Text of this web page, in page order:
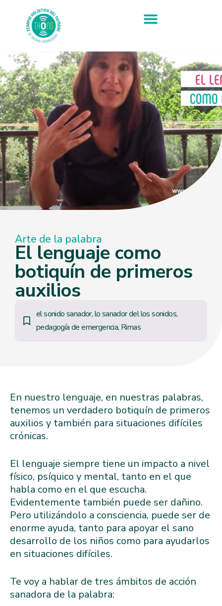
Arte de la palabra
El lenguaje como
botiquín de primeros
auxilios
el sonido sanador,lo sanador del los sonidos,
pedagogía de emergencia, Rimas
En nuestro lenguaje, en nuestras palabras,
tenemos un verdadero botiquín de primeros
auxilios y también para situaciones difíciles
crónicas.
El lenguaje siempre tiene un impacto a nivel
físico, psíquico y mental, tanto en el que
habla como en el que escucha.
Evidentemente también puede ser dañino.
Pero utilizándolo a consciencia, puede ser de
enorme ayuda, tanto para apoyar el sano
desarrollo de los niños como para ayudarlos
en situaciones difíciles.
Te voy a hablar de tres ámbitos de acción
sanadora de la palabra: